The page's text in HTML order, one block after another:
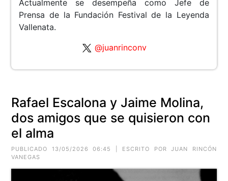
Actualmente se desempeña como Jefe de
Prensa de la Fundación Festival de la Leyenda
Vallenata.
@juanrinconv
Rafael Escalona y Jaime Molina,
dos amigos que se quisieron con
el alma
PUBLICADO 13/05/2026 06:45 | ESCRITO POR JUAN RINCÓN
VANEGAS